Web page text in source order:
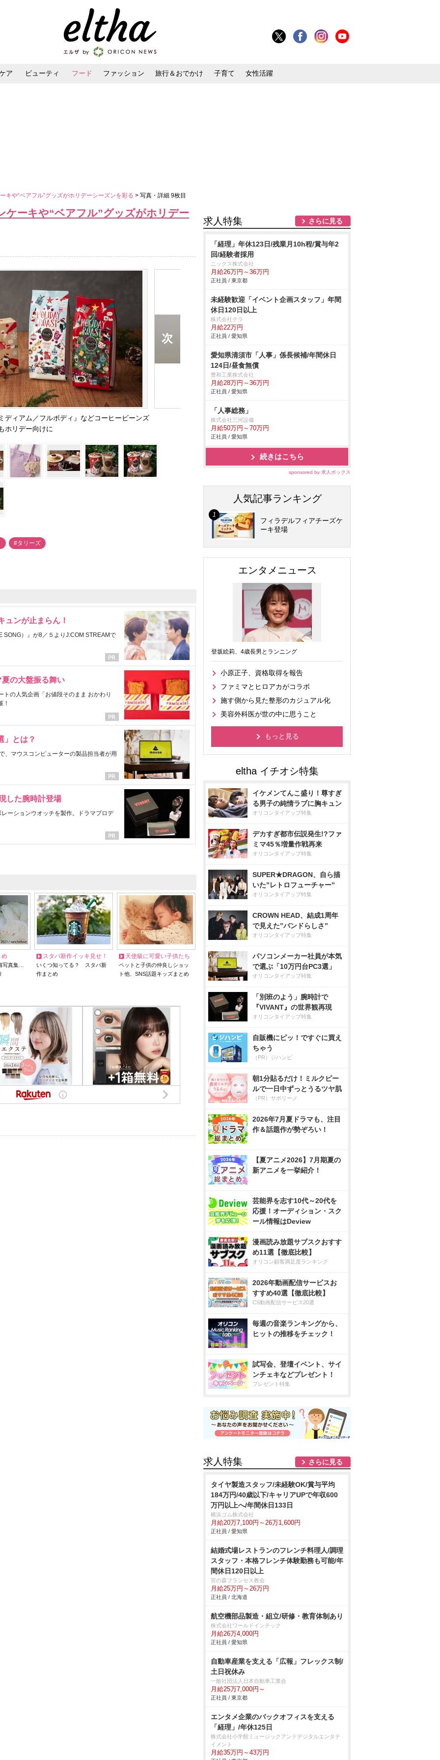
ア ビューティ フード ファッション 旅行＆おでかけ 子育て 女性活躍
キや“ベアフル”グッズがホリデーシーズンを彩る > 写真・詳細 9枚目
ケーキや“ベアフル”グッズがホリデー
ディアム／フルボディ』などコーヒービーンズ
ホリデー向けに
#タリーズ
ュンが止まらん！
SONG）』が8／５よりJ:COM STREAMで
の大盤振る舞い
の人気企画「お値段そのまま おかわり
！
」とは？
、マウスコンピューターの製品担当者が用
した腕時計登場
ーションウオッチを製作。ドラマプロデ
め
写真集…
スタバ新作イッキ見せ！
いくつ知ってる？ スタバ新
作まとめ
天使級に可愛い子供たち
ペットと子供の仲良しショッ
ト他、SNS話題キッズまとめ
求人特集 さらに見る
「経理」年休123日/残業月10h程/賞与年2
回/経験者採用
ニックス株式会社
月給26万円～36万円
正社員 / 東京都
未経験歓迎「イベント企画スタッフ」年間
休日120日以上
株式会社テラ
月給22万円
正社員 / 愛知県
愛知県清須市「人事」係長候補/年間休日
124日/昼食無償
豊和工業株式会社
月給28万円～36万円
正社員 / 愛知県
「人事総務」
株式会社三河設備
月給50万円～70万円
正社員 / 愛知県
続きはこちら
sponsored by 求人ボックス
人気記事ランキング
フィラデルフィアチーズケ
ーキ登場
エンタメニュース
登坂絵莉、4歳長男とランニング
小原正子、資格取得を報告
ファミマとヒロアカがコラボ
施す側から見た整形のカジュアル化
美容外科医が世の中に思うこと
もっと見る
イケメンてんこ盛り！尊すぎ
る男子の純情ラブに胸キュン
オリコンタイアップ特集
デカすぎ都市伝説発生!?ファ
ミマ45％増量作戦再来
オリコンタイアップ特集
SUPER★DRAGON、自ら描
いた”レトロフューチャー”
オリコンタイアップ特集
CROWN HEAD、結成1周年
で見えた”バンドらしさ”
オリコンタイアップ特集
パソコンメーカー社員が本気
で選ぶ「10万円台PC3選」
オリコンタイアップ特集
「別班のよう」腕時計で
『VIVANT』の世界観再現
オリコンタイアップ特集
自販機にピッ！ですぐに買え
ちゃう
（PR）ジハンピ
朝1分貼るだけ！ミルクピー
ルで一日中ずっとうるツヤ肌
（PR）サボリーノ
2026年7月夏ドラマも、注目
作＆話題作が勢ぞろい！
【夏アニメ2026】7月期夏の
新アニメを一挙紹介！
芸能界を志す10代～20代を
応援！オーディション・スク
ール情報はDeview
漫画読み放題サブスクおすす
め11選【徹底比較】
オリコン顧客満足度ランキング
2026年動画配信サービスお
すすめ40選【徹底比較】
CS動画配信サービス20選
毎週の音楽ランキングから、
ヒットの推移をチェック！
試写会、登壇イベント、サイ
ンチェキなどプレゼント！
プレゼント特集
求人特集 さらに見る
タイヤ製造スタッフ/未経験OK/賞与平均
184万円/40歳以下/キャリアUPで年収600
万円以上へ/年間休日133日
横浜ゴム株式会社
月給20万7,100円～26万1,600円
正社員 / 愛知県
結婚式場レストランのフレンチ料理人/調理
スタッフ・本格フレンチ体験勤務も可能/年
間休日120日以上
宮の森フランセス教会
月給25万円～26万円
正社員 / 北海道
航空機部品製造・組立/研修・教育体制あり
株式会社ワールドインテック
月給26万4,000円
正社員 / 愛知県
自動車産業を支える「広報」フレックス制/
土日祝休み
一般社団法人日本自動車工業会
月給25万7,000円～
正社員 / 東京都
エンタメ企業のバックオフィスを支える
「経理」/年休125日
株式会社小学館ミュージックアンドデジタルエンタテ
イメント
月給35万円～43万円